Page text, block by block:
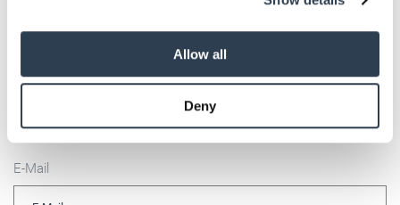
provided to them or that they’ve collected from your use
Weitere Informationen:Impressum Datenschutz
Allow all
Deny
Kommentar schreiben
Name
E-Mail